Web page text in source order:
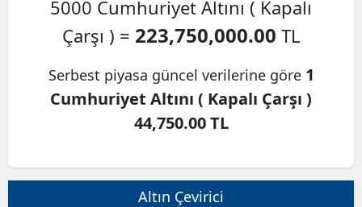
5000 Cumhuriyet Altını ( Kapalı
Çarşı ) = 223,750,000.00 TL
Serbest piyasa güncel verilerine göre 1
Cumhuriyet Altını ( Kapalı Çarşı )
44,750.00 TL
Altın Çevirici